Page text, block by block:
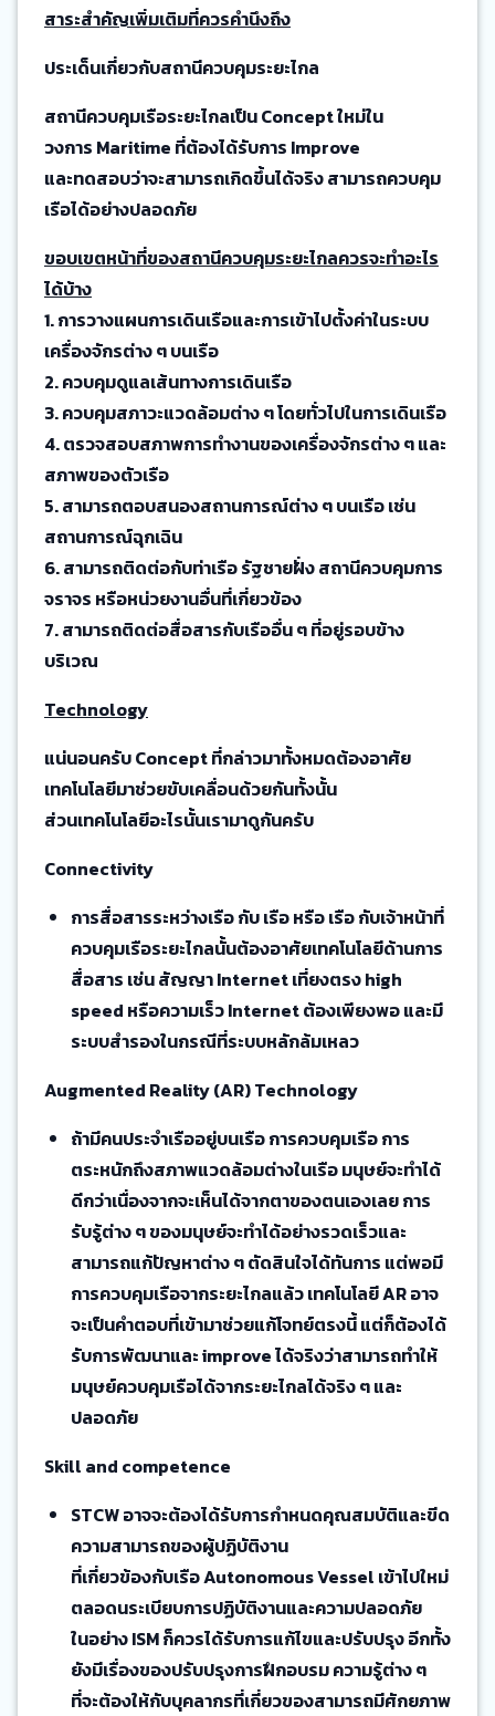
สาระสำคัญเพิ่มเติมที่ควรคำนึงถึง
ประเด็นเกี่ยวกับสถานีควบคุมระยะไกล
สถานีควบคุมเรือระยะไกลเป็น Concept ใหม่ใน
วงการ Maritime ที่ต้องได้รับการ Improve
และทดสอบว่าจะสามารถเกิดขึ้นได้จริง สามารถควบคุม
เรือได้อย่างปลอดภัย
ขอบเขตหน้าที่ของสถานีควบคุมระยะไกลควรจะทำอะไร
ได้บ้าง
1. การวางแผนการเดินเรือและการเข้าไปตั้งค่าในระบบ
เครื่องจักรต่าง ๆ บนเรือ
2. ควบคุมดูแลเส้นทางการเดินเรือ
3. ควบคุมสภาวะแวดล้อมต่าง ๆ โดยทั่วไปในการเดินเรือ
4. ตรวจสอบสภาพการทำงานของเครื่องจักรต่าง ๆ และ
สภาพของตัวเรือ
5. สามารถตอบสนองสถานการณ์ต่าง ๆ บนเรือ เช่น
สถานการณ์ฉุกเฉิน
6. สามารถติดต่อกับท่าเรือ รัฐชายฝั่ง สถานีควบคุมการ
จราจร หรือหน่วยงานอื่นที่เกี่ยวข้อง
7. สามารถติดต่อสื่อสารกับเรืออื่น ๆ ที่อยู่รอบข้าง
บริเวณ
Technology
แน่นอนครับ Concept ที่กล่าวมาทั้งหมดต้องอาศัย
เทคโนโลยีมาช่วยขับเคลื่อนด้วยกันทั้งนั้น
ส่วนเทคโนโลยีอะไรนั้นเรามาดูกันครับ
Connectivity
การสื่อสารระหว่างเรือ กับ เรือ หรือ เรือ กับเจ้าหน้าที่
ควบคุมเรือระยะไกลนั้นต้องอาศัยเทคโนโลยีด้านการ
สื่อสาร เช่น สัญญา Internet เที่ยงตรง high
speed หรือความเร็ว Internet ต้องเพียงพอ และมี
ระบบสำรองในกรณีที่ระบบหลักล้มเหลว
Augmented Reality (AR) Technology
ถ้ามีคนประจำเรืออยู่บนเรือ การควบคุมเรือ การ
ตระหนักถึงสภาพแวดล้อมต่างในเรือ มนุษย์จะทำได้
ดีกว่าเนื่องจากจะเห็นได้จากตาของตนเองเลย การ
รับรู้ต่าง ๆ ของมนุษย์จะทำได้อย่างรวดเร็วและ
สามารถแก้ปัญหาต่าง ๆ ตัดสินใจได้ทันการ แต่พอมี
การควบคุมเรือจากระยะไกลแล้ว เทคโนโลยี AR อาจ
จะเป็นคำตอบที่เข้ามาช่วยแก้โจทย์ตรงนี้ แต่ก็ต้องได้
รับการพัฒนาและ improve ได้จริงว่าสามารถทำให้
มนุษย์ควบคุมเรือได้จากระยะไกลได้จริง ๆ และ
ปลอดภัย
Skill and competence
STCW อาจจะต้องได้รับการกำหนดคุณสมบัติและขีด
ความสามารถของผู้ปฏิบัติงาน
ที่เกี่ยวข้องกับเรือ Autonomous Vessel เข้าไปใหม่
ตลอดนระเบียบการปฏิบัติงานและความปลอดภัย
ในอย่าง ISM ก็ควรได้รับการแก้ไขและปรับปรุง อีกทั้ง
ยังมีเรื่องของปรับปรุงการฝึกอบรม ความรู้ต่าง ๆ
ที่จะต้องให้กับบุคลากรที่เกี่ยวของสามารถมีศักยภาพ